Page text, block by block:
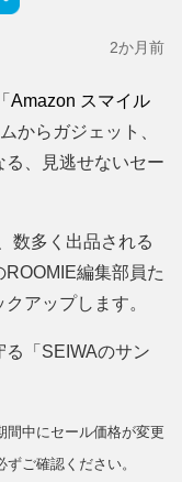
2か月前
Amazon スマイル
からガジェット、
る、見逃せないセー
数多く出品される
編集部員た
アップします。
「SEIWAのサン
中にセール価格が変更
ご確認ください。